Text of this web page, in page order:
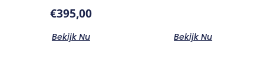
€395,00
Bekijk Nu Bekijk Nu